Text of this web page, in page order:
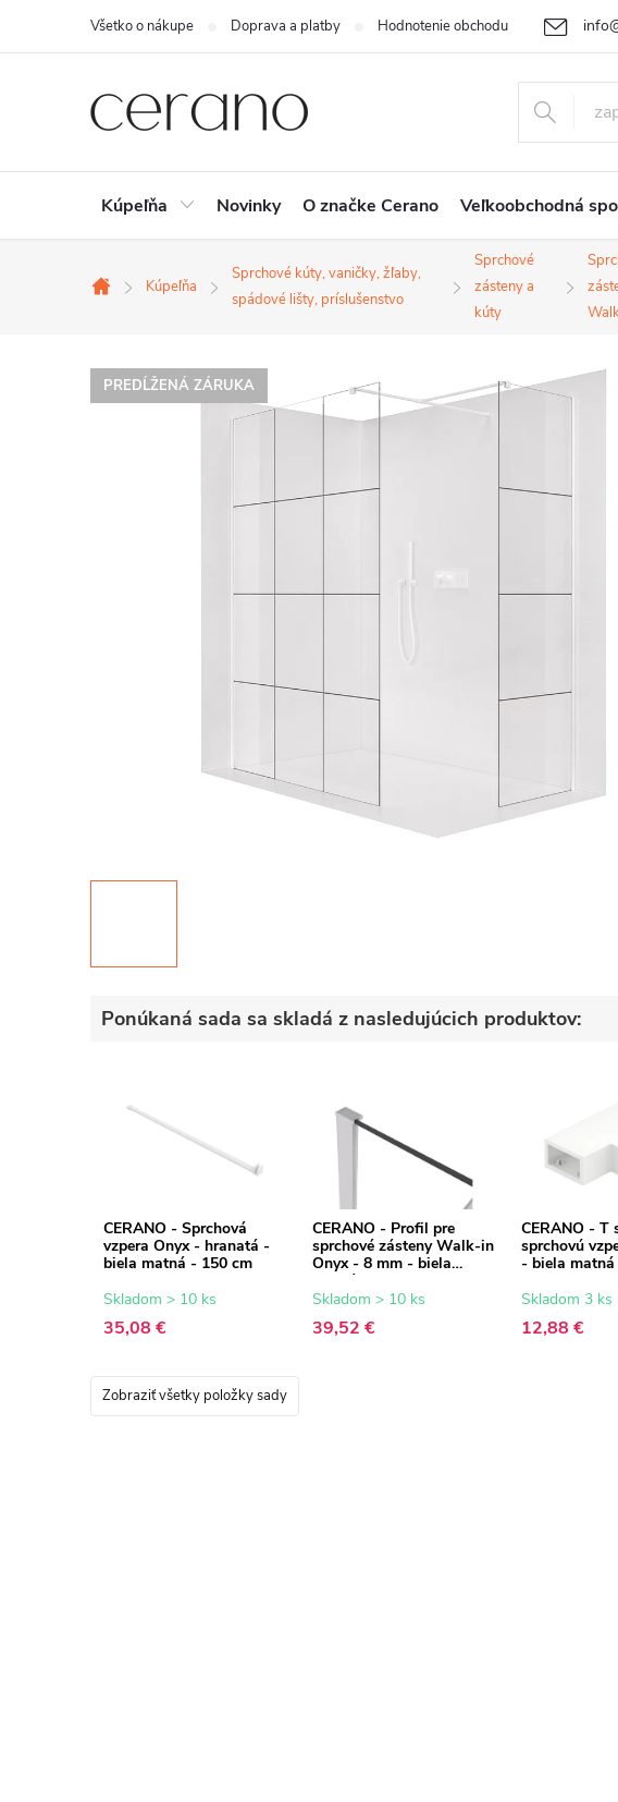
+421
Všetko o nákupe Doprava a platby Hodnotenie obchodu Cenová
Kúpeľňa Novinky O značke Cerano Veľkoobchodná
Domov
Kúpeľňa
Sprchové kúty, vaničky, žľaby,
spádové lišty, príslušenstvo
Sprchové
zásteny a
kúty
PREDĹŽENÁ ZÁRUKA
Ponúkaná sada sa skladá z nasledujúcich produktov:
CERANO - Sprchová
vzpera Onyx - hranatá -
biela matná - 150 cm
Skladom > 10 ks
35,08 €
CERANO - Profil pre
sprchové zásteny Walk-in
Onyx - 8 mm - biela
matná - 15 mm
Skladom > 10 ks
39,52 €
CERANO - T
sprchovú
- biela matná
Skladom 3 ks
12,88 €
Zobraziť všetky položky sady